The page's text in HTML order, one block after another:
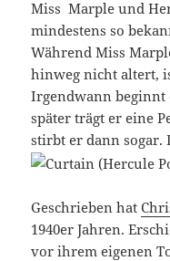
Miss Marple und
mindestens so
Während Miss
hinweg nicht altert,
Irgendwann beginnt
später trägt er eine
stirbt er dann sogar.
Geschrieben hat
1940er Jahren.
vor ihrem eigenen